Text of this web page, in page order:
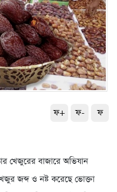
ফ+ ফ- ফ
খেজুরের বাজারে অভিযান
জব্দ ও নষ্ট করেছে ভোক্তা